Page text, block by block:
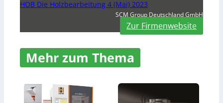
HOB Die Holzbearbeitung 4 (Mai) 2023
SCM Group Deutschland GmbH
Zur Firmenwebsite
Mehr zum Thema